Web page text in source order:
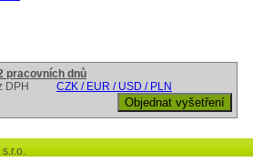
pracovních dnů
DPH CZK / EUR / USD / PLN